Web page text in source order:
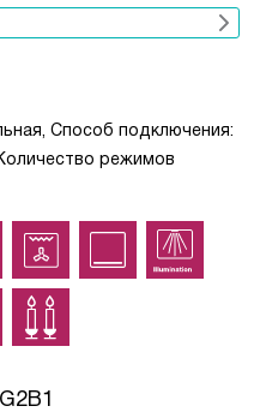
Способ подключения:
режимов